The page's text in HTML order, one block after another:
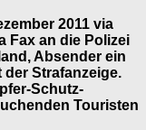
2011 via
Fax an die Polizei
Absender ein
Strafanzeige.
Schutz-
Touristen